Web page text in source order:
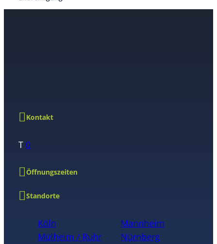
Kontakt
T 0
Öffnungszeiten
Standorte
Köln
Mannheim
Mülheim / Ruhr
Nürnberg